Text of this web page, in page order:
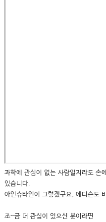
과학에 관심이 없는 사람일지라도 손
있습니다.
아인슈타인이 그렇겠구요, 에디슨도
조~금 더 관심이 있으신 분이라면